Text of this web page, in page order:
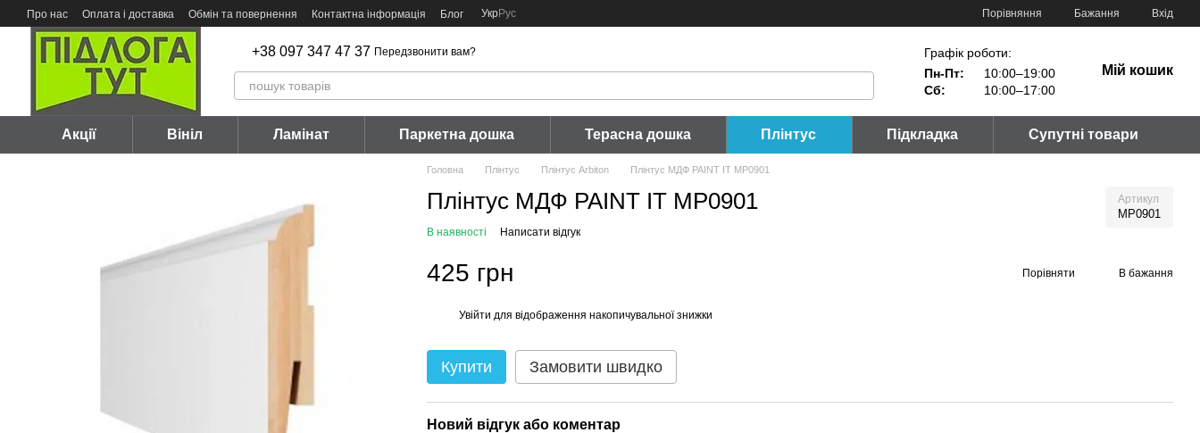
Перейти до основного контенту
Про нас Оплата і доставка Обмін та повернення Контактна інформація Блог УкрРус Порівняння Бажання Вхід
+38 097 347 47 37 Передзвонити вам?
Графік роботи:
Пн-Пт:
10:00–19:00
Сб:
10:00–17:00
Мій кошик
Акції Вініл Ламінат Паркетна дошка Терасна дошка Плінтус Підкладка Супутні товари
Головна Плінтус Плінтус Arbiton Плінтус МДФ PAINT IT MP0901
Плінтус МДФ PAINT IT MP0901 Артикул
MP0901
В наявності Написати відгук
425 грн Порівняти В бажання
Увійти для відображення накопичувальної знижки
Купити Замовити швидко
Новий відгук або коментар